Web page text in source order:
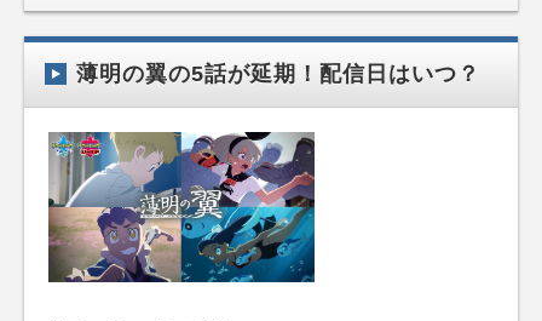
薄明の翼の5話が延期！配信日はいつ？